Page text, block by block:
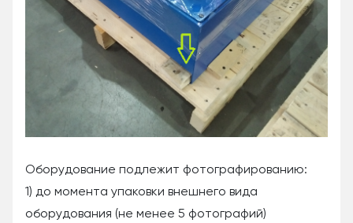
Оборудование подлежит фотографированию:
1) до момента упаковки внешнего вида
оборудования (не менее 5 фотографий)